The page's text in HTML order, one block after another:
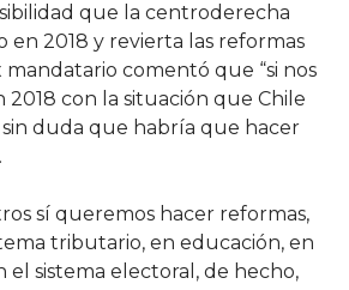
que la centroderecha
en 2018 y revierta las reformas
comentó que “si nos
2018 con la situación que Chile
sin duda que habría que hacer
sí queremos hacer reformas,
tributario, en educación, en
el sistema electoral, de hecho,